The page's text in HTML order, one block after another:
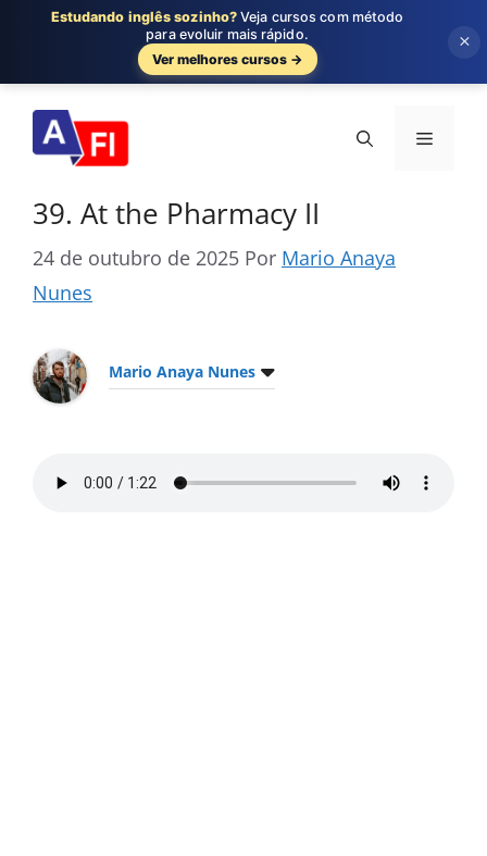
para
conteúdo
Menu
39. At the Pharmacy II
24 de outubro de 2025 Por Mario Anaya
Nunes
Mario Anaya Nunes
Estudando inglês sozinho? Veja cursos com método
para evoluir mais rápido.
Ver melhores cursos →
×